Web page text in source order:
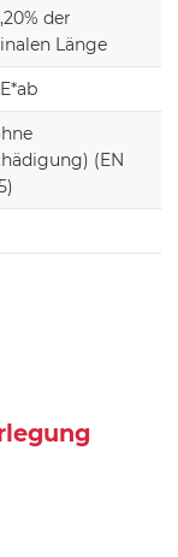
der
Länge
(EN